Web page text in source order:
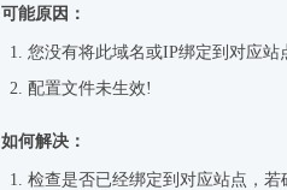
可能原因：
您没有将此域名或IP绑定到对应站
配置文件未生效!
如何解决：
检查是否已经绑定到对应站点，